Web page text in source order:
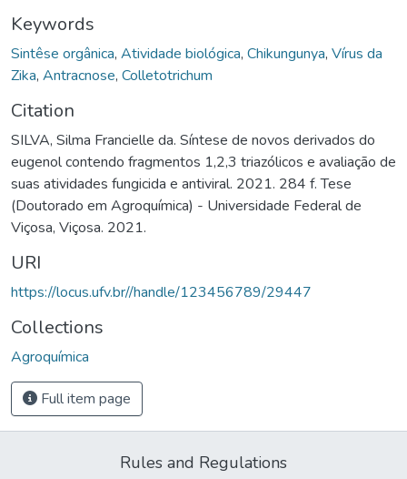
Keywords
Sintêse orgânica, Atividade biológica, Chikungunya, Vírus da
Zika, Antracnose, Colletotrichum
Citation
SILVA, Silma Francielle da. Síntese de novos derivados do
eugenol contendo fragmentos 1,2,3 triazólicos e avaliação de
suas atividades fungicida e antiviral. 2021. 284 f. Tese
(Doutorado em Agroquímica) - Universidade Federal de
Viçosa, Viçosa. 2021.
URI
https://locus.ufv.br//handle/123456789/29447
Collections
Agroquímica
Full item page
Rules and Regulations